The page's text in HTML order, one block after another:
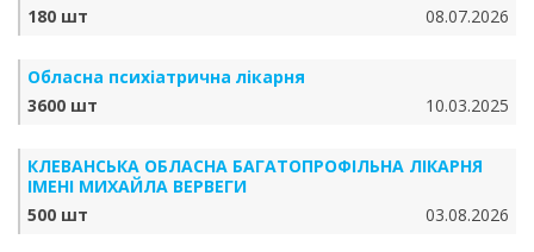
180 шт
08.07.2026
Обласна психіатрична лікарня
3600 шт
10.03.2025
КЛЕВАНСЬКА ОБЛАСНА БАГАТОПРОФІЛЬНА ЛІКАРНЯ
ІМЕНІ МИХАЙЛА ВЕРВЕГИ
500 шт
03.08.2026